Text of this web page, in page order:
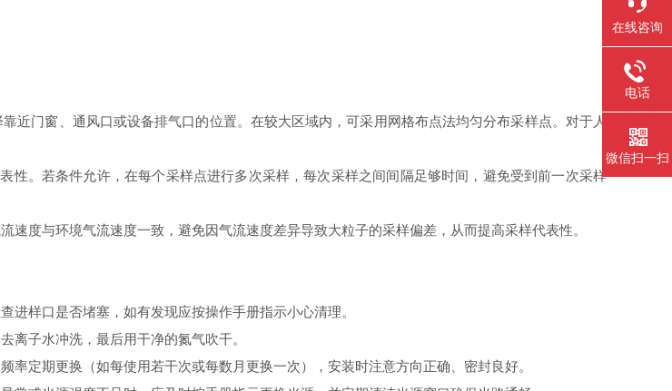
门窗、通风口或设备排气口的位置。在较大区域内，可采用网格布点法均匀分布采样点。对于人
。若条件允许，在每个采样点进行多次采样，每次采样之间间隔足够时间，避免受到前一次采样
与环境气流速度一致，避免因气流速度差异导致大粒子的采样偏差，从而提高采样代表性。
样口是否堵塞，如有发现应按操作手册指示小心清理。
子水冲洗，最后用干净的氮气吹干。
定期更换（如每使用若干次或每数月更换一次），安装时注意方向正确、密封良好。
在线咨询
电话
微信扫一扫